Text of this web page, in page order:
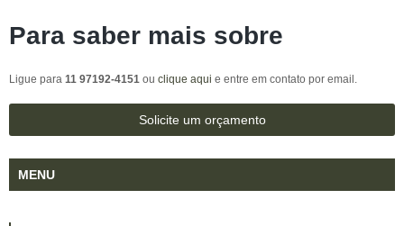
Para saber mais sobre
Ligue para 11 97192-4151 ou clique aqui e entre em contato por email.
Solicite um orçamento
MENU